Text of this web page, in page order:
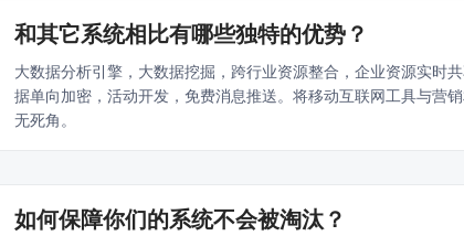
和其它系统相比有哪些独特的优势？
大数据分析引擎，大数据挖掘，跨行业资源整合，企业资源实时
据单向加密，活动开发，免费消息推送。将移动互联网工具与营
无死角。
如何保障你们的系统不会被淘汰？